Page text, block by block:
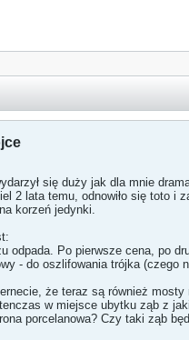
się duży jak dla mnie
2 lata temu, odnowiło się toto i
korzeń jedynki.
odpada. Po pierwsze cena, po
- do oszlifowania trójka
że teraz są również
w miejsce ubytku ząb z
porcelanowa? Czy taki ząb